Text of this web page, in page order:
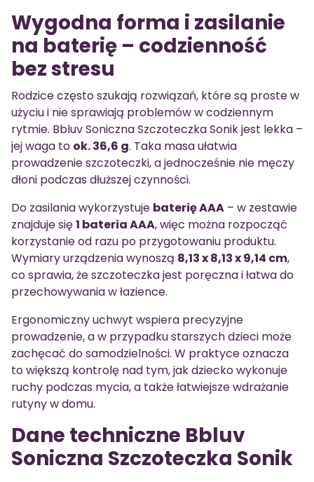
Wygodna forma i zasilanie
na baterię – codzienność
bez stresu
Rodzice często szukają rozwiązań, które są proste w
użyciu i nie sprawiają problemów w codziennym
rytmie. Bbluv Soniczna Szczoteczka Sonik jest lekka –
jej waga to ok. 36,6 g. Taka masa ułatwia
prowadzenie szczoteczki, a jednocześnie nie męczy
dłoni podczas dłuższej czynności.
Do zasilania wykorzystuje baterię AAA – w zestawie
znajduje się1 bateria AAA, więc można rozpocząć
korzystanie od razu po przygotowaniu produktu.
Wymiary urządzenia wynoszą 8,13 x 8,13 x 9,14 cm,
co sprawia, że szczoteczka jest poręczna i łatwa do
przechowywania w łazience.
Ergonomiczny uchwyt wspiera precyzyjne
prowadzenie, a w przypadku starszych dzieci może
zachęcać do samodzielności. W praktyce oznacza
to większą kontrolę nad tym, jak dziecko wykonuje
ruchy podczas mycia, a także łatwiejsze wdrażanie
rutyny w domu.
Dane techniczne Bbluv
Soniczna Szczoteczka Sonik